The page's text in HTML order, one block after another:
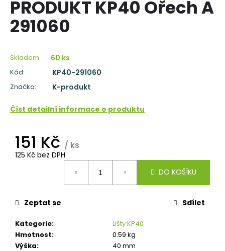
PRODUKT KP40 Ořech A
291060
Skladem 60 ks
Kód: KP40-291060
Značka: K-produkt
Číst detailní informace o produktu
151 Kč / ks
125 Kč bez DPH
DO KOŠÍKU
Kategorie:
Lišty KP40
Hmotnost:
0.59 kg
Výška:
40 mm
Zeptat se Sdílet
a
j
t
?
HLEDAT
D
č
u